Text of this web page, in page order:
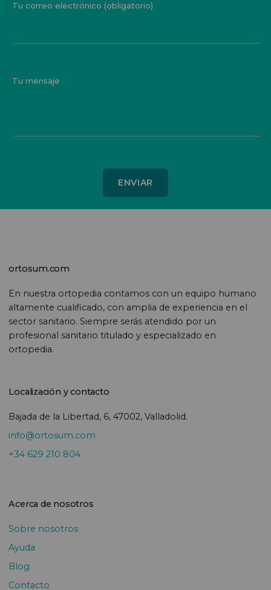
Tu correo electrónico (obligatorio)
Tu mensaje
ortosum.com
En nuestra ortopedia contamos con un equipo humano
altamente cualificado, con amplia de experiencia en el
sector sanitario. Siempre serás atendido por un
profesional sanitario titulado y especializado en
ortopedia.
Localización y contacto
Bajada de la Libertad, 6, 47002, Valladolid.
info@ortosum.com
+34 629 210 804
Acerca de nosotros
Sobre nosotros
Ayuda
Blog
Contacto